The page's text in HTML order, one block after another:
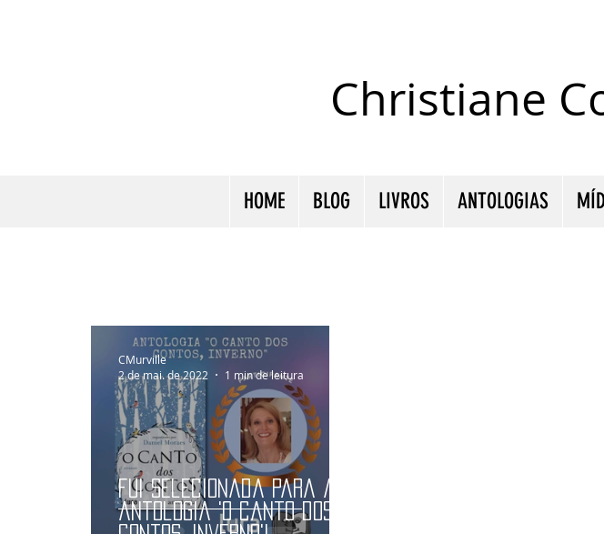
Christiane
HOME BLOG LIVROS ANTOLOGIAS
fui Selecionada para a
antologia 'o canto dos
CMurville
2 de mai. de 2022
1 min de leitura